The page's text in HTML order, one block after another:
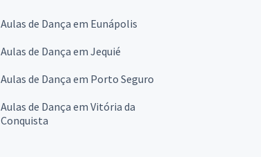
Aulas de Dança em Eunápolis
Aulas de Dança em Jequié
Aulas de Dança em Porto Seguro
Aulas de Dança em Vitória da
Conquista